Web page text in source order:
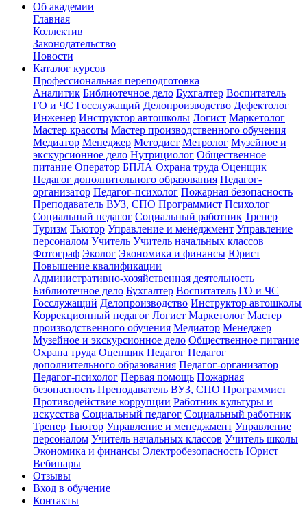
Об академии
Главная
Коллектив
Законодательство
Новости
Каталог курсов
Профессиональная переподготовка
Аналитик Библиотечное дело Бухгалтер Воспитатель
ГО и ЧС Госслужащий Делопроизводство Дефектолог
Инженер Инструктор автошколы Логист Маркетолог
Мастер красоты Мастер производственного обучения
Медиатор Менеджер Методист Метролог Музейное и
экскурсионное дело Нутрициолог Общественное
питание Оператор БПЛА Охрана труда Оценщик
Педагог дополнительного образования Педагог-
организатор Педагог-психолог Пожарная безопасность
Преподаватель ВУЗ, СПО Программист Психолог
Социальный педагог Социальный работник Тренер
Туризм Тьютор Управление и менеджмент Управление
персоналом Учитель Учитель начальных классов
Фотограф Эколог Экономика и финансы Юрист
Повышение квалификации
Административно-хозяйственная деятельность
Библиотечное дело Бухгалтер Воспитатель ГО и ЧС
Госслужащий Делопроизводство Инструктор автошколы
Коррекционный педагог Логист Маркетолог Мастер
производственного обучения Медиатор Менеджер
Музейное и экскурсионное дело Общественное питание
Охрана труда Оценщик Педагог Педагог
дополнительного образования Педагог-организатор
Педагог-психолог Первая помощь Пожарная
безопасность Преподаватель ВУЗ, СПО Программист
Противодействие коррупции Работник культуры и
искусства Социальный педагог Социальный работник
Тренер Тьютор Управление и менеджмент Управление
персоналом Учитель начальных классов Учитель школы
Экономика и финансы Электробезопасность Юрист
Вебинары
Отзывы
Вход в обучение
Контакты